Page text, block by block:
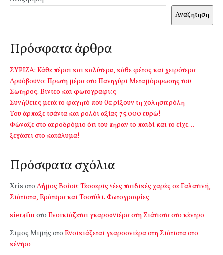
Αναζήτηση
Πρόσφατα άρθρα
ΣΥΡΙΖΑ: Κάθε πέρσι και καλύτερα, κάθε φέτος και χειρότερα
Δρυόβουνο: Πρωτη μέρα στο Πανηγύρι Μεταμόρφωσης του
Σωτήρος. Βίντεο και φωτογραφίες
Συνήθειες μετά το φαγητό που θα ρίξουν τη χοληστερόλη
Του άρπαξε τσάντα και ρολόι αξίας 75.000 ευρώ!
Φώναζε στο αεροδρόμιο ότι του πήραν το παιδί και το είχε…
ξεχάσει στο κατάλυμα!
Πρόσφατα σχόλια
Xris στο Δήμος Βοΐου: Τέσσερις νέες παιδικές χαρές σε Γαλατινή,
Σιάτιστα, Εράτυρα και Τσοτύλι. Φωτογραφίες
sierafm στο Ενοικιάζεται γκαρσονιέρα στη Σιάτιστα στο κέντρο
Σιμος Μιμής στο Ενοικιάζεται γκαρσονιέρα στη Σιάτιστα στο
κέντρο